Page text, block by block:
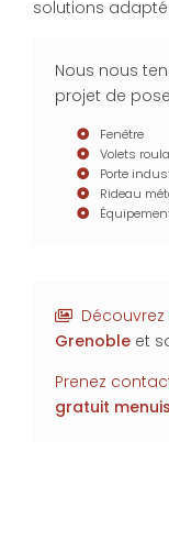
solutions
Nous nous
projet de
Fenêtre
Volets
Porte
Rideau
Grenoble et
Prenez
gratuit